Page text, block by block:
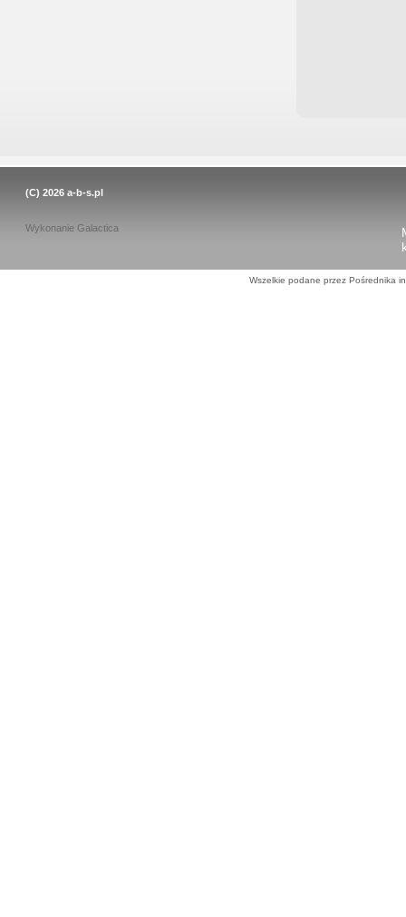
(C) 2026 a-b-s.pl
Wykonanie Galactica
Wszelkie podane przez Pośrednika